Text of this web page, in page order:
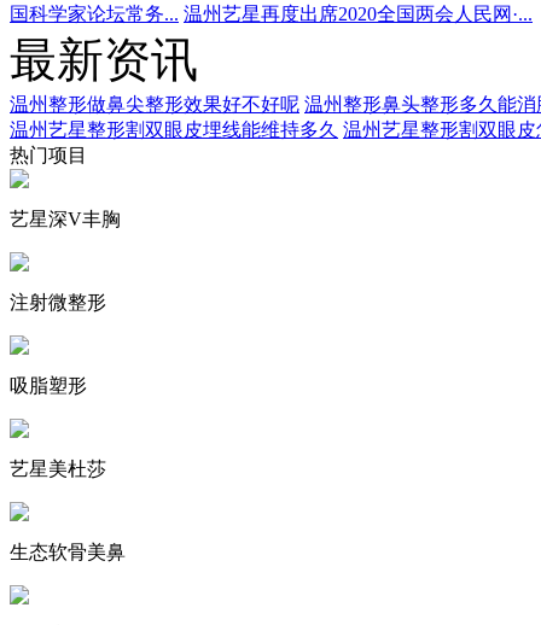
国科学家论坛常务... 温州艺星再度出席2020全国两会人民网·...
最新资讯
温州整形做鼻尖整形效果好不好呢 温州整形鼻头整形多久能消
温州艺星整形割双眼皮埋线能维持多久 温州艺星整形割双眼皮
热门项目
艺星深V丰胸
注射微整形
吸脂塑形
艺星美杜莎
生态软骨美鼻